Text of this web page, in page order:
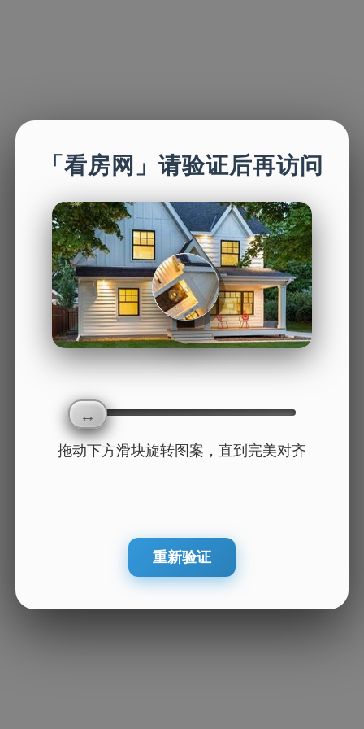
「看房网」请验证后再访问
拖动下方滑块旋转图案，直到完美对齐
重新验证